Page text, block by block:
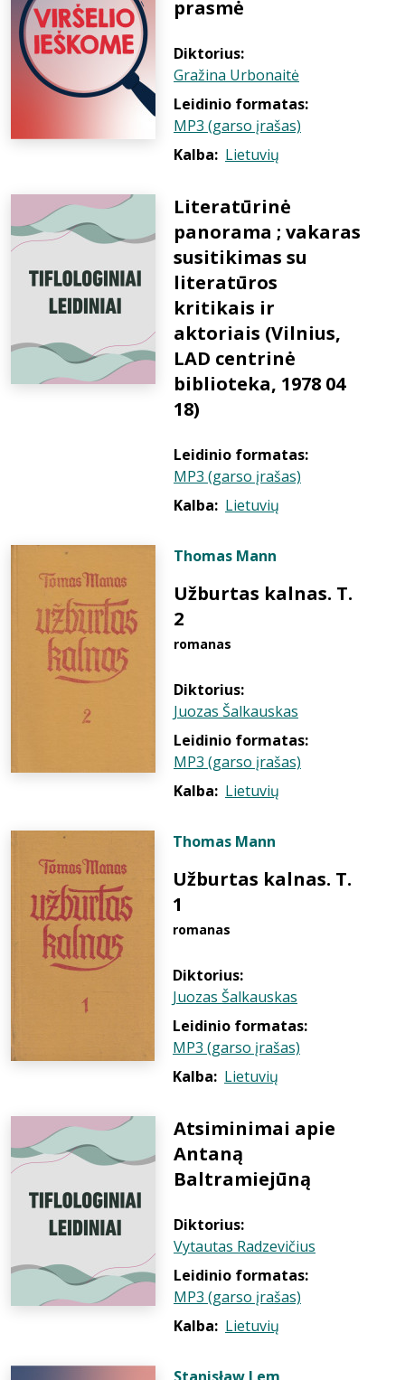
prasmė
Diktorius:
Gražina Urbonaitė
Leidinio formatas:
MP3 (garso įrašas)
Kalba: Lietuvių
Literatūrinė
panorama ; vakaras
susitikimas su
literatūros
kritikais ir
aktoriais (Vilnius,
LAD centrinė
biblioteka, 1978 04
18)
Leidinio formatas:
MP3 (garso įrašas)
Kalba: Lietuvių
Thomas Mann
Užburtas kalnas. T.
2
romanas
Diktorius:
Juozas Šalkauskas
Leidinio formatas:
MP3 (garso įrašas)
Kalba: Lietuvių
Thomas Mann
Užburtas kalnas. T.
1
romanas
Diktorius:
Juozas Šalkauskas
Leidinio formatas:
MP3 (garso įrašas)
Kalba: Lietuvių
Atsiminimai apie
Antaną
Baltramiejūną
Diktorius:
Vytautas Radzevičius
Leidinio formatas:
MP3 (garso įrašas)
Kalba: Lietuvių